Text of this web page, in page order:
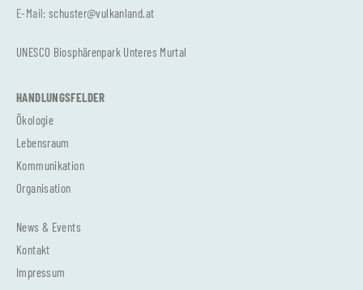
E-Mail: schuster@vulkanland.at
UNESCO Biosphärenpark Unteres Murtal
HANDLUNGSFELDER
Ökologie
Lebensraum
Kommunikation
Organisation
News & Events
Kontakt
Impressum